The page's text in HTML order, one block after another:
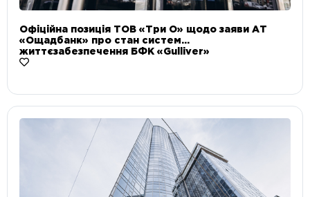
Офіційна позиція ТОВ «Три О» щодо заяви АТ
«Ощадбанк» про стан систем
життєзабезпечення БФК «Gulliver»